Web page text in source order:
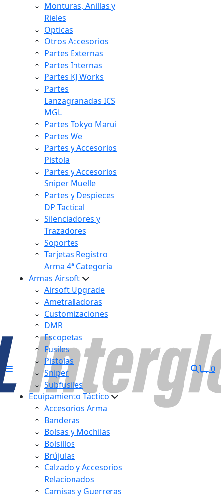
Monturas, Anillas y
Rieles
Opticas
Otros Accesorios
Partes Externas
Partes Internas
Partes KJ Works
Partes
Lanzagranadas ICS
MGL
Partes Tokyo Marui
Partes We
Partes y Accesorios
Pistola
Partes y Accesorios
Sniper Muelle
Partes y Despieces
DP Tactical
Silenciadores y
Trazadores
Soportes
Tarjetas Registro
Arma 4ª Categoría
Armas Airsoft
Airsoft Upgrade
Ametralladoras
Customizaciones
DMR
Escopetas
Fusiles
Pistolas
Sniper
Subfusiles
Equipamiento Táctico
Accesorios Arma
Banderas
Bolsas y Mochilas
Bolsillos
Brújulas
Calzado y Accesorios
Relacionados
Camisas y Guerreras
0